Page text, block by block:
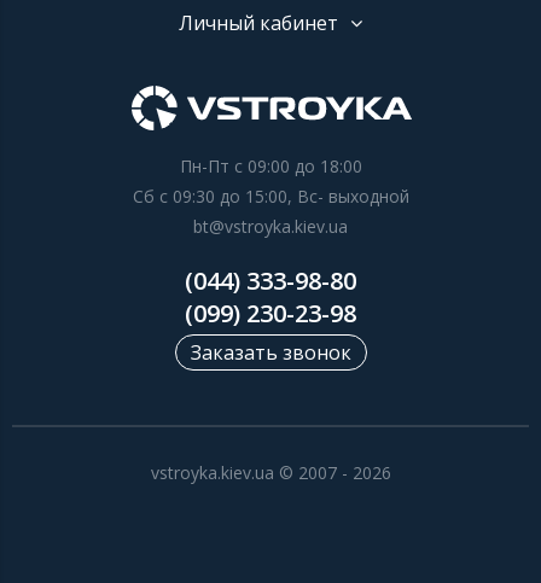
Личный кабинет
Пн-Пт с 09:00 до 18:00
Сб с 09:30 до 15:00, Вс- выходной
bt@vstroyka.kiev.ua
(044) 333-98-80
(099) 230-23-98
Заказать звонок
vstroyka.kiev.ua © 2007 - 2026